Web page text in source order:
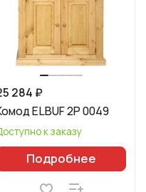
284 ₽
ELBUF 2P 0049
к заказу
Подробнее